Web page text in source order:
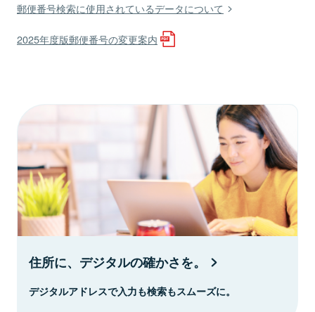
郵便番号検索に使用されているデータについて
2025年度版郵便番号の変更案内
住所に、デジタルの確かさを。
デジタルアドレスで入力も検索もスムーズに。